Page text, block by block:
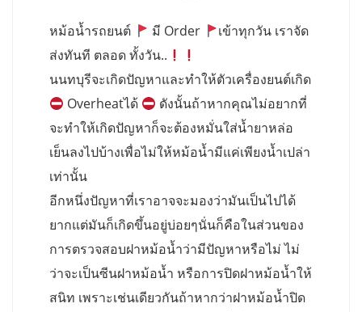
หม้อน้ำรถยนต์ มี Order
เข้าทุกวัน เราจัด
ส่งทันที ตลอด ทั้งวัน..
นนทบุรีจะเกิดปัญหาและทำให้ตัวเครื่องยนต์เกิด
Overheatได้
ดังนั้นถ้าหากคุณไม่อยากที่
จะทำให้เกิดปัญหาก็จะต้องหมั่นใส่น้ำยาหล่อ
เย็นลงไปบ้างเพื่อไม่ให้หม้อน้ำมีแค่เพียงน้ำเปล่า
เท่านั้น
อีกหนึ่งปัญหาที่เราอาจจะมองว่ามันเป็นไปได้
ยากแต่มันก็เกิดขึ้นอยู่บ่อยๆนั่นก็คือในส่วนของ
การตรวจสอบฝาหม้อน้ำว่ามีปัญหาหรือไม่ ไม่
ว่าจะเป็นซีนฝาหม้อน้ำ หรือการปิดฝาหม้อน้ำให้
สนิท เพราะเช่นเดียวกันถ้าหากว่าฝาหม้อน้ำปิด